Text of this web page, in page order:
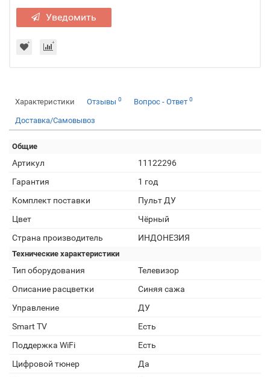
Уведомить
Характеристики Отзывы 0 Вопрос - Ответ 0
Доставка/Самовывоз
Общие
Артикул
11122296
Гарантия
1 год
Комплект поставки
Пульт ДУ
Цвет
Чёрный
Страна производитель
ИНДОНЕЗИЯ
Технические характеристики
Тип оборудования
Телевизор
Описание расцветки
Синяя сажа
Управление
ДУ
Smart TV
Есть
Поддержка WiFi
Есть
Цифровой тюнер
Да